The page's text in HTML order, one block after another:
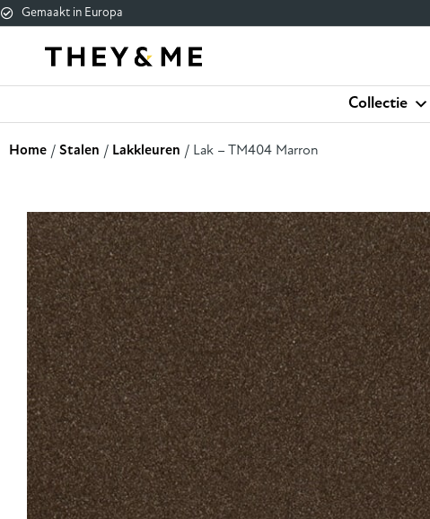
Gemaakt in Europa
Collectie
Home / Stalen / Lakkleuren / Lak – TM404 Marron